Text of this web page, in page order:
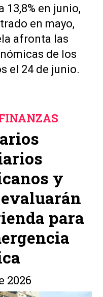
13,8% en junio,
en mayo,
afronta las
de los
el 24 de junio.
y
para
2026